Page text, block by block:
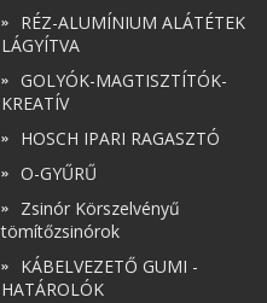
RÉZ-ALUMÍNIUM ALÁTÉTEK
LÁGYÍTVA
GOLYÓK-MAGTISZTÍTÓK-
KREATÍV
HOSCH IPARI RAGASZTÓ
O-GYŰRŰ
Zsinór Körszelvényű
tömítőzsinórok
KÁBELVEZETŐ GUMI -
HATÁROLÓK